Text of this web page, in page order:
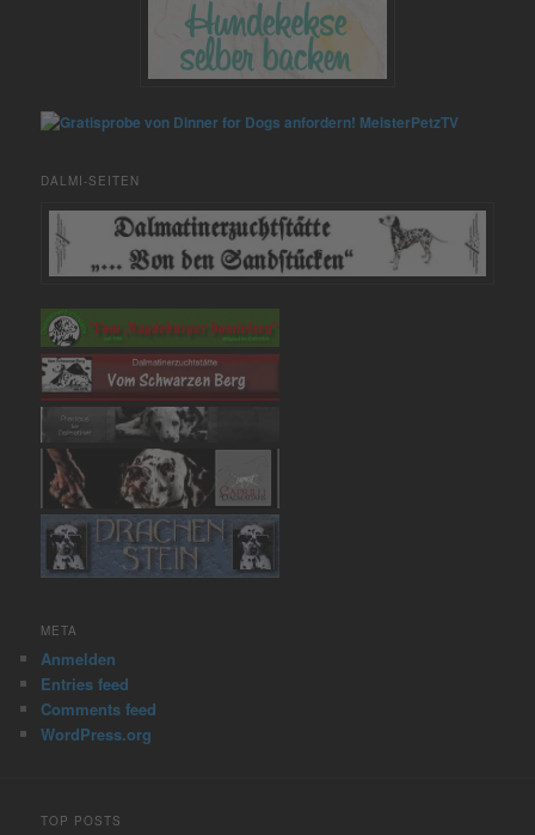
MeisterPetzTV
DALMI-SEITEN
META
Anmelden
Entries feed
Comments feed
WordPress.org
TOP POSTS